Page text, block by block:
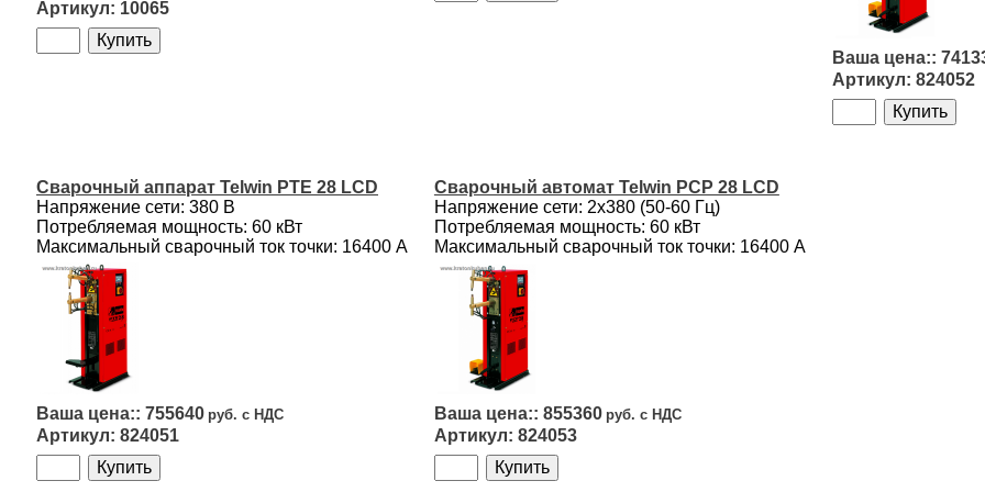
10065
824052
Сварочный аппарат Telwin PTE 28 LCD
Напряжение сети: 380 В
Потребляемая мощность: 60 кВт
Максимальный сварочный ток точки: 16400 А
755640
824051
Сварочный автомат Telwin PCP 28 LCD
Напряжение сети: 2х380 (50-60 Гц)
Потребляемая мощность: 60 кВт
Максимальный сварочный ток точки: 16400 А
855360
824053